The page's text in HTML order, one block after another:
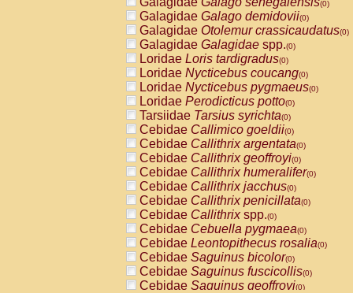
(0)
Galagidae Galago demidovii(0)
Galagidae Otolemur crassicaudatus(0)
Galagidae Galagidae spp.(0)
Loridae Loris tardigradus(0)
Loridae Nycticebus coucang(0)
Loridae Nycticebus pygmaeus(0)
Loridae Perodicticus potto(0)
Tarsiidae Tarsius syrichta(0)
Cebidae Callimico goeldii(0)
Cebidae Callithrix argentata(0)
Cebidae Callithrix geoffroyi(0)
Cebidae Callithrix humeralifer(0)
Cebidae Callithrix jacchus(0)
Cebidae Callithrix penicillata(0)
Cebidae Callithrixspp.(0)
Cebidae Cebuella pygmaea(0)
Cebidae Leontopithecus rosalia(0)
Cebidae Saguinus bicolor(0)
Cebidae Saguinus fuscicollis(0)
Cebidae Saguinus geoffroyi(0)